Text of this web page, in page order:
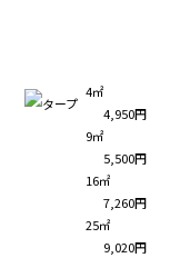
4㎡
4,950円
9㎡
5,500円
16㎡
7,260円
25㎡
9,020円